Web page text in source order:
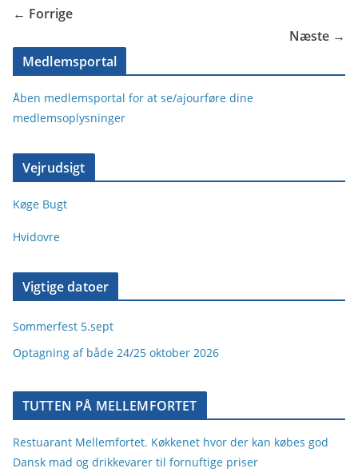
← Forrige
Næste →
Medlemsportal
Åben medlemsportal for at se/ajourføre dine
medlemsoplysninger
Vejrudsigt
Køge Bugt
Hvidovre
Vigtige datoer
Sommerfest 5.sept
Optagning af både 24/25 oktober 2026
TUTTEN PÅ MELLEMFORTET
Restuarant Mellemfortet. Køkkenet hvor der kan købes god
Dansk mad og drikkevarer til fornuftige priser